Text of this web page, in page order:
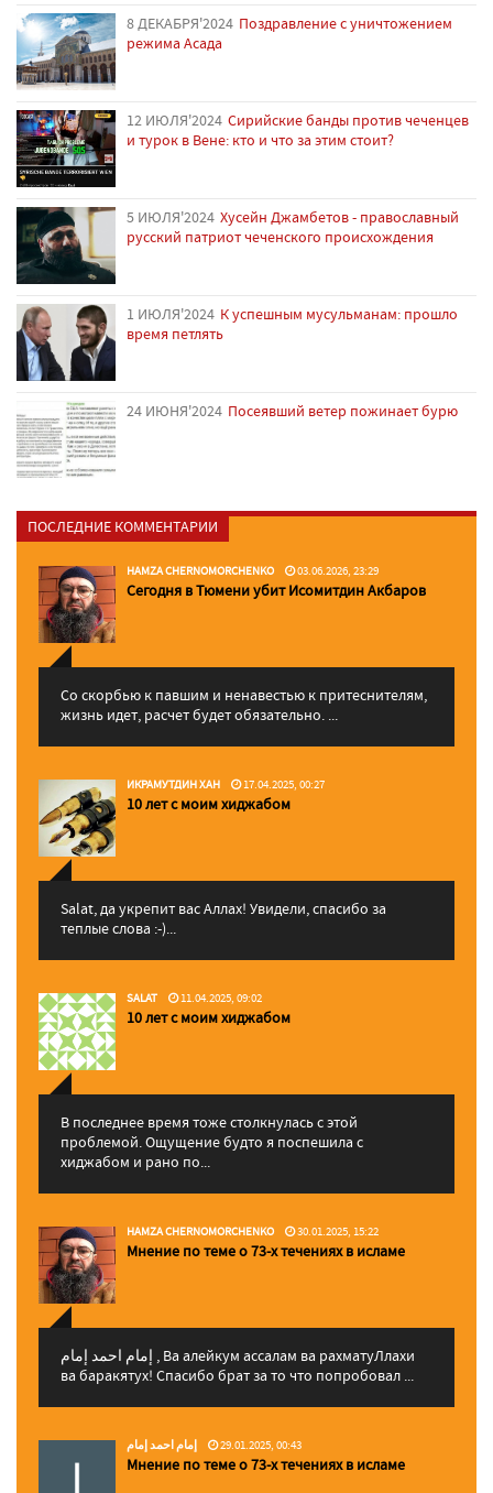
8 ДЕКАБРЯ'2024 Поздравление с уничтожением
режима Асада
12 ИЮЛЯ'2024 Сирийские банды против чеченцев
и турок в Вене: кто и что за этим стоит?
5 ИЮЛЯ'2024 Хусейн Джамбетов - православный
русский патриот чеченского происхождения
1 ИЮЛЯ'2024 К успешным мусульманам: прошло
время петлять
24 ИЮНЯ'2024 Посеявший ветер пожинает бурю
ПОСЛЕДНИЕ КОММЕНТАРИИ
HAMZA CHERNOMORCHENKO 03.06.2026, 23:29
Сегодня в Тюмени убит Исомитдин Акбаров
Со скорбью к павшим и ненавестью к притеснителям,
жизнь идет, расчет будет обязательно. ...
ИКРАМУТДИН ХАН 17.04.2025, 00:27
10 лет с моим хиджабом
Salat, да укрепит вас Аллаx! Увидели, спасибо за
теплые слова :-)...
SALAT 11.04.2025, 09:02
10 лет с моим хиджабом
В последнее время тоже столкнулась с этой
проблемой. Ощущение будто я поспешила с
хиджабом и рано по...
HAMZA CHERNOMORCHENKO 30.01.2025, 15:22
Мнение по теме о 73-х течениях в исламе
إمام احمد إمام , Ва алейкум ассалам ва рахматуЛлахи
ва баракятух! Спасибо брат за то что попробовал ...
إمام احمد إمام 29.01.2025, 00:43
Мнение по теме о 73-х течениях в исламе